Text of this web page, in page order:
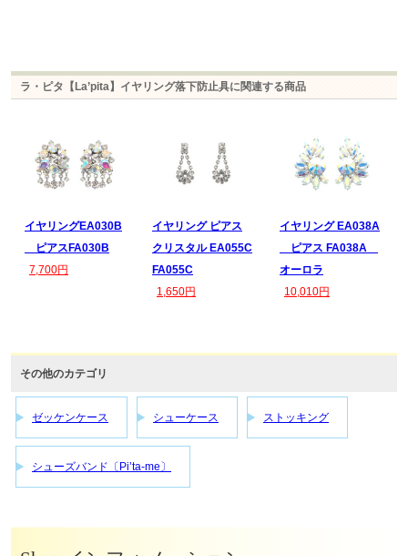
ラ・ピタ【La’pita】イヤリング落下防止具に関連する商品
イヤリングEA030B
ピアスFA030B
7,700円
イヤリング ピアス
クリスタル EA055C
FA055C
1,650円
イヤリング EA038A
ピアス FA038A
オーロラ
10,010円
その他のカテゴリ
ゼッケンケース シューケース ストッキング
シューズバンド〔Pi’ta-me〕